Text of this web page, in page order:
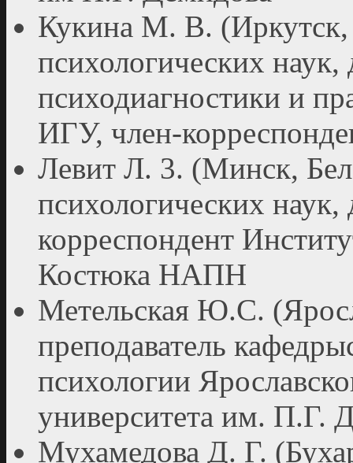
Кукина М. В. (Иркутск,
психологических
психодиагностики и
ИГУ, член-
Левит Л. 3. (Минск,
психологических
корреспондент
Костюка НАПН
Метельская Ю.С.
преподаватель
психологии
университета им. П.Г.
Мухамедова Д. Г.